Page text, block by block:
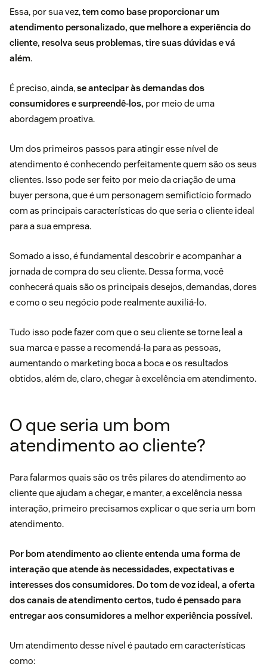
Essa, por sua vez,tem como base proporcionar um
atendimento personalizado, que melhore a experiência do
cliente, resolva seus problemas, tire suas dúvidas e vá
além.
É preciso, ainda,se antecipar às demandas dos
consumidores e surpreendê-los, por meio de uma
abordagem proativa.
Um dos primeiros passos para atingir esse nível de
atendimento é conhecendo perfeitamente quem são os seus
clientes. Isso pode ser feito por meio da criação de uma
buyer persona, que é um personagem semifictício formado
com as principais características do que seria o cliente ideal
para a sua empresa.
Somado a isso, é fundamental descobrir e acompanhar a
jornada de compra do seu cliente. Dessa forma, você
conhecerá quais são os principais desejos, demandas, dores
e como o seu negócio pode realmente auxiliá-lo.
Tudo isso pode fazer com que o seu cliente se torne leal a
sua marca e passe a recomendá-la para as pessoas,
aumentando o marketing boca a boca e os resultados
obtidos, além de, claro, chegar à excelência em atendimento.
O que seria um bom
atendimento ao cliente?
Para falarmos quais são os três pilares do atendimento ao
cliente que ajudam a chegar, e manter, a excelência nessa
interação, primeiro precisamos explicar o que seria um bom
atendimento.
Por bom atendimento ao clienteentenda uma forma de
interação que atende às necessidades, expectativas e
interesses dos consumidores. Do tom de voz ideal, a oferta
dos canais de atendimento certos, tudo é pensado para
entregar aos consumidores a melhor experiência possível.
Um atendimento desse nível é pautado em características
como: